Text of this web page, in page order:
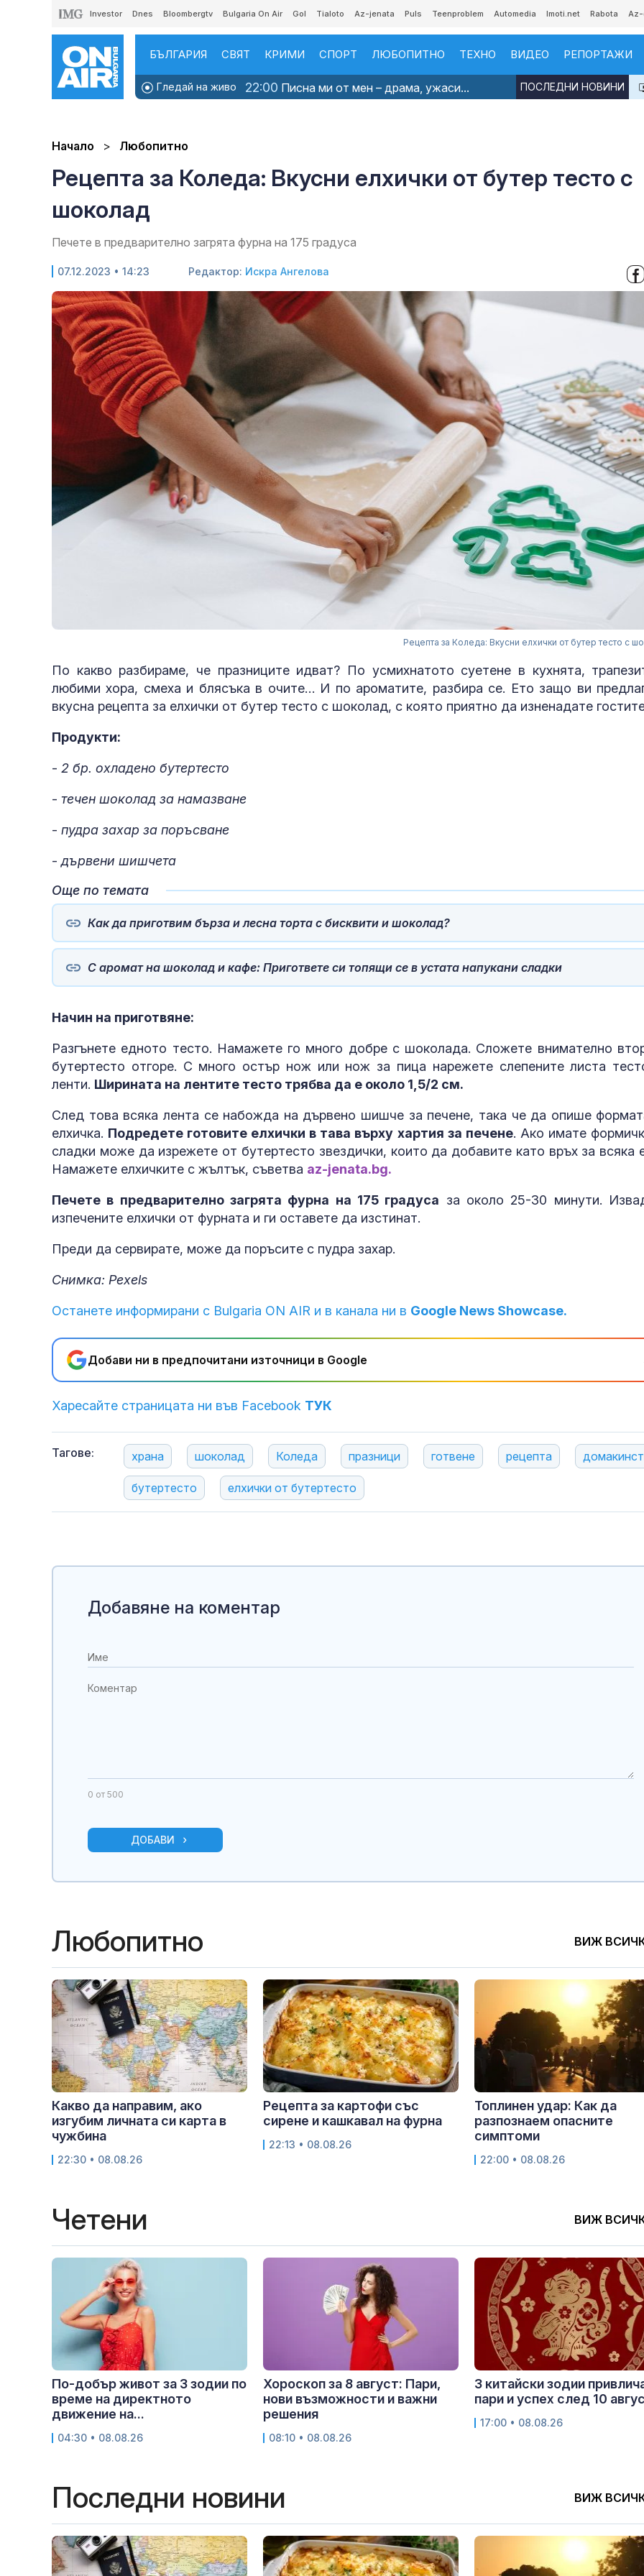
Investor Dnes Bloombergtv Bulgaria On Air Gol Tialoto Az-jenata Puls Teenproblem Automedia Imoti.net Rabota Az-
БЪЛГАРИЯ СВЯТ КРИМИ СПОРТ ЛЮБОПИТНО ТЕХНО ВИДЕО РЕПОРТАЖИ
Гледай на живо 22:00 Писна ми от мен – драма, ужаси... ПОСЛЕДНИ НОВИНИ
Начало Любопитно
Рецепта за Коледа: Вкусни елхички от бутер тесто с
шоколад
Печете в предварително загрята фурна на 175 градуса
07.12.2023 • 14:23 Редактор: Искра Ангелова
Рецепта за Коледа: Вкусни елхички от бутер тесто с
По какво разбираме, че празниците идват? По усмихнатото суетене в кухнята,
любими хора, смеха и блясъка в очите… И по ароматите, разбира се. Ето защо ви
вкусна рецепта за елхички от бутер тесто с шоколад, с която приятно да изненадате
Продукти:
- 2 бр. охладено бутертесто
- течен шоколад за намазване
- пудра захар за поръсване
-дървени шишчета
Още по темата
Как да приготвим бърза и лесна торта с бисквити и шоколад?
С аромат на шоколад и кафе: Пригответе си топящи се в устата напукани сладки
Начин на приготвяне:
Разгънете едното тесто. Намажете го много добре с шоколада. Сложете внимателно
бутертесто отгоре. С много остър нож или нож за пица нарежете слепените листа
ленти. Ширината на лентите тесто трябва да е около 1,5/2 см.
След това всяка лента се набожда на дървено шишче за печене, така че да опише
елхичка. Подредете готовите елхички в тава върху хартия за печене. Ако имате
сладки може да изрежете от бутертесто звездички, които да добавите като връх за всяка
Намажете елхичките с жълтък, съветва az-jenata.bg.
Печете в предварително загрята фурна на 175 градуса за около 25-30 минути.
изпечените елхички от фурната и ги оставете да изстинат.
Преди да сервирате, може да поръсите с пудра захар.
Снимка: Pexels
Останете информирани с Bulgaria ON AIR и в канала ни в Google News Showcase.
Добави ни в предпочитани източници в Google
Харесайте страницата ни във Facebook ТУК
Тагове: храна шоколад Коледа празници готвене рецепта
бутертесто елхички от бутертесто
Медведев:
дебюта в
Адмирал
Ефтимов:
Добавяне на коментар
0 от 500
ДОБАВИ
Любопитно ВИЖ
Какво да направим, ако
изгубим личната си карта в
чужбина
22:30 • 08.08.26
Рецепта за картофи със
сирене и кашкавал на фурна
22:13 • 08.08.26
Топлинен удар: Как да
разпознаем опасните
симптоми
22:00 • 08.08.26
Четени ВИЖ
По-добър живот за 3 зодии по
време на директното
движение на...
04:30 • 08.08.26
Хороскоп за 8 август: Пари,
нови възможности и важни
решения
08:10 • 08.08.26
3 китайски зодии
пари и успех след 10
17:00 • 08.08.26
Последни новини ВИЖ